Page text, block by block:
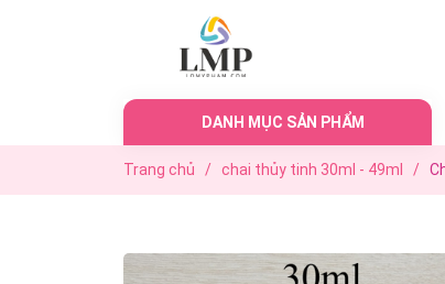
DANH MỤC SẢN PHẨM
Trang chủ / chai thủy tinh 30ml - 49ml /